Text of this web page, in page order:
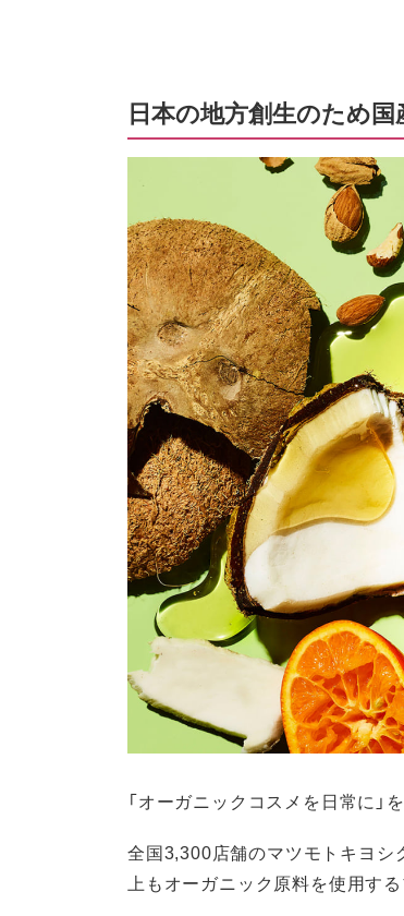
日本の地方創生のため
「オーガニックコスメを日常に
全国3,300店舗のマツモトキヨシ
上もオーガニック原料を使用す